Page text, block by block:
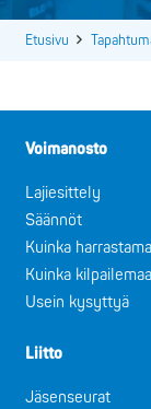
Etusivu
Voimanosto
Lajiesittely
Säännöt
Kuinka
Kuinka
Usein kysyttyä
Liitto
Jäsenseurat